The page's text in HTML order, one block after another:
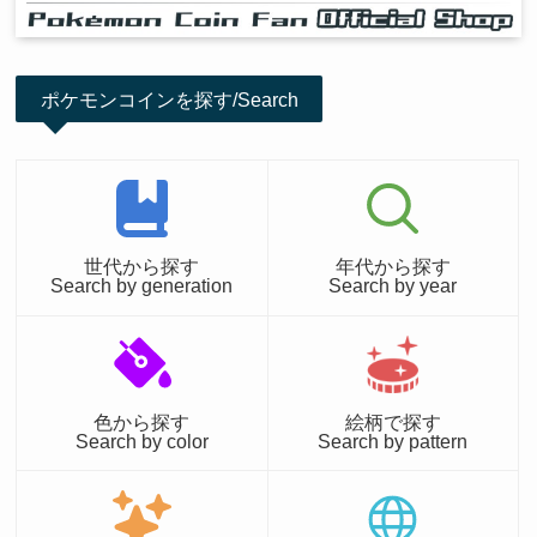
ポケモンコインを探す/Search
世代から探す
Search by generation
年代から探す
Search by year
色から探す
Search by color
絵柄で探す
Search by pattern